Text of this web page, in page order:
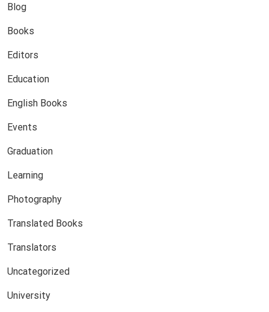
Blog
Books
Editors
Education
English Books
Events
Graduation
Learning
Photography
Translated Books
Translators
Uncategorized
University